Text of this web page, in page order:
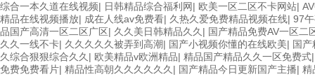
综合一本久道在线视频| 日韩精品综合福利网| 欧美一区二区不卡网站|
精品在线视频播放| 成在人线av免费看| 久热久爱免费精品视频在线| 97
品国产高清一区二区广区| 久久美日韩精品久久 | 国产精品免费AV一区二
久久一线不卡| 久久久久久被弄到高潮| 国产小视频你懂的在线欧美| 国
久综合狠狠综合久久 | 欧美精品v欧洲精品| 精品国产精品久久一区免费式
免费免费看片| 精品性高朝久久久久久久 | 国产精品今日更新国产主播| 精